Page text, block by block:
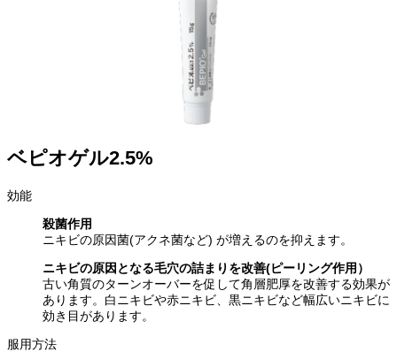
ベピオゲル2.5%
効能
殺菌作用
ニキビの原因菌(アクネ菌など) が増えるのを抑えます。
ニキビの原因となる毛穴の詰まりを改善(ピーリング作用）
古い角質のターンオーバーを促して角層肥厚を改善する効果が
あります。白ニキビや赤ニキビ、黒ニキビなど幅広いニキビに
効き目があります。
服用方法